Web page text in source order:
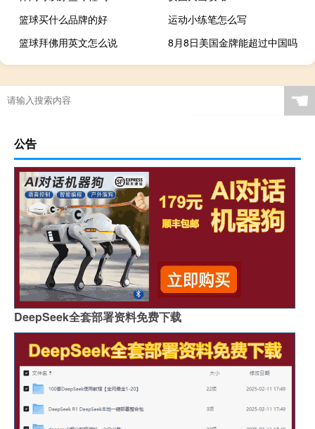
篮球买什么品牌的好
运动小练笔怎么写
篮球拜佛用英文怎么说
8月8日美国金牌能超过中国吗
☚
公告
DeepSeek全套部署资料免费下载